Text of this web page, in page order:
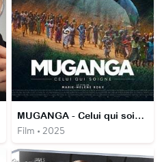
MUGANGA - Celui qui soigne
Film • 2025